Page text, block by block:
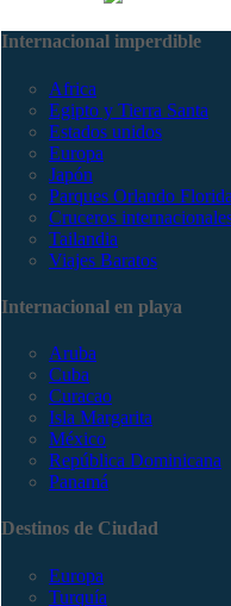
Internacional imperdible
Africa
Egipto y Tierra Santa
Estados unidos
Europa
Japón
Parques Orlando Florida
Cruceros
Tailandia
Viajes Baratos
Internacional en playa
Aruba
Cuba
Curacao
Isla Margarita
México
República Dominicana
Panamá
Destinos de Ciudad
Europa
Turquía